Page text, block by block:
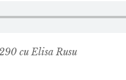
cu Elisa Rusu